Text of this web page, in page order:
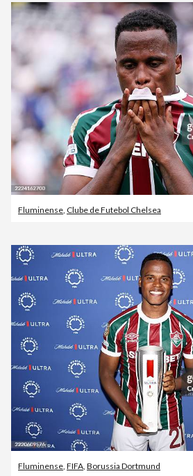
Fluminense, Clube de Futebol Chelsea
Fluminense, FIFA, Borussia Dortmund